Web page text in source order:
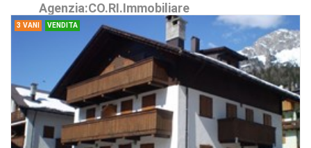
Agenzia:CO.RI.Immobiliare
3 VANI VENDITA